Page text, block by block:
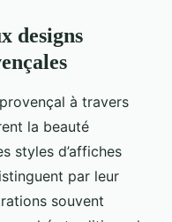
designs
à travers
la beauté
styles d’affiches
par leur
souvent